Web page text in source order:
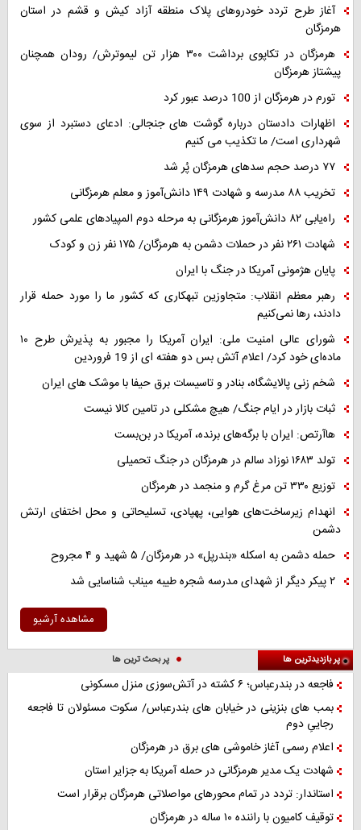
آغاز طرح تردد خودروهای پلاک منطقه آزاد کیش و قشم در استان
هرمزگان
هرمزگان در تکاپوی برداشت ۳۰۰ هزار تن لیموترش/ رودان همچنان
پیشتاز هرمزگان
تورم در هرمزگان از 100 درصد عبور کرد
اظهارات دادستان درباره گوشت های جنجالی: ادعای دستبرد از سوی
شهرداری است/ ما تکذیب می کنیم
۷۷ درصد حجم سدهای هرمزگان پُر شد
تخریب ۸۸ مدرسه و شهادت ۱۴۹ دانش‌آموز و معلم هرمزگانی
راه‌یابی ۸۲ دانش‌آموز هرمزگانی به مرحله دوم المپیادهای علمی کشور
شهادت ۲۶۱ نفر در حملات دشمن به هرمزگان/ ۱۷۵ نفر زن و کودک
پایان هژمونی آمریکا در جنگ با ایران
رهبر معظم انقلاب: متجاوزین تبهکاری که کشور ما را مورد حمله قرار
دادند، رها نمی‌کنیم
شورای عالی امنیت ملی: ایران آمریکا را مجبور به پذیرش طرح ۱۰
ماده‌ای خود کرد/ اعلام آتش بس دو هفته ای از 19 فروردین
شخم زنی پالایشگاه، بنادر و تاسیسات برق حیفا با موشک های ایران
ثبات بازار در ایام جنگ/ هیچ مشکلی در تامین کالا نیست
هاآرتص: ایران با برگه‌های برنده، آمریکا در بن‌بست
تولد ۱۶۸۳ نوزاد سالم در هرمزگان در جنگ تحمیلی
توزیع ۳۳۰ تن مرغ گرم و منجمد در هرمزگان
انهدام زیرساخت‌های هوایی، پهپادی، تسلیحاتی و محل اختفای ارتش
دشمن
حمله دشمن به اسکله «بندرپل» در هرمزگان/ ۵ شهید و ۴ مجروح
۲ پیکر دیگر از شهدای مدرسه شجره طیبه میناب شناسایی شد
مشاهده آرشیو
پر بازدیدترین ها پر بحث ترین ها
فاجعه در بندرعباس؛ ۶ کشته در آتش‌سوزی منزل مسکونی
بمب های بنزینی در خیابان های بندرعباس/ سکوت مسئولان تا فاجعه
رجاییِ دوم
اعلام رسمی آغاز خاموشی های برق در هرمزگان
شهادت یک مدیر هرمزگانی در حمله آمریکا به جزایر استان
استاندار: تردد در تمام محورهای مواصلاتی هرمزگان برقرار است
توقیف کامیون با راننده ۱۰ ساله در هرمزگان